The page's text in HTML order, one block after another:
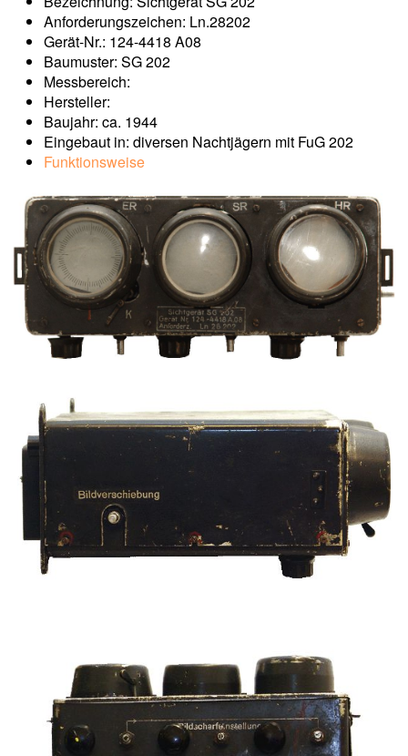
Anforderungszeichen: Ln.28202
Gerät-Nr.: 124-4418 A08
Baumuster: SG 202
Messbereich:
Hersteller:
Baujahr: ca. 1944
Eingebaut in: diversen Nachtjägern mit FuG 202
Funktionsweise